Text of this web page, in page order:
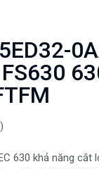
630 khả năng cắt